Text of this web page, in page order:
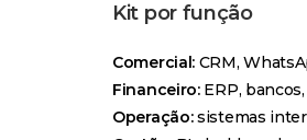
Kit por função
Comercial: CRM,
Financeiro:ERP,
Operação:sistemas